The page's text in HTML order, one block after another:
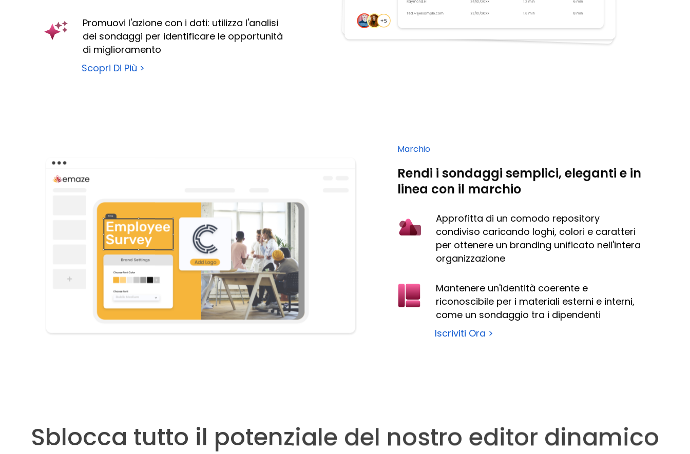
Promuovi l'azione con i dati: utilizza l'analisi
dei sondaggi per identificare le opportunità
di miglioramento
Scopri Di Più >
Marchio
Rendi i sondaggi semplici, eleganti e in
linea con il marchio
Approfitta di un comodo repository
condiviso caricando loghi, colori e caratteri
per ottenere un branding unificato nell'intera
organizzazione
Mantenere un'identità coerente e
riconoscibile per i materiali esterni e interni,
come un sondaggio tra i dipendenti
Iscriviti Ora >
Sblocca tutto il potenziale del nostro editor dinamico